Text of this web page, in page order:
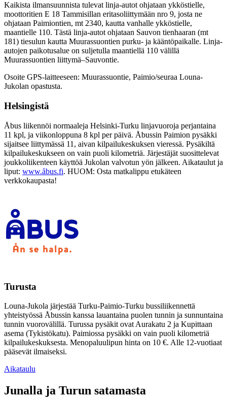
Kaikista ilmansuunnista tulevat linja-autot ohjataan ykköstielle,
moottoritien E 18 Tammisillan eritasoliittymään nro 9, josta ne
ohjataan Paimiontien, mt 2340, kautta vanhalle ykköstielle,
maantielle 110. Tästä linja-autot ohjataan Sauvon tienhaaran (mt
181) tiesulun kautta Muurassuontien purku- ja kääntöpaikalle. Linja-
autojen paikotusalue on suljetulla maantiellä 110 välillä
Muurassuontien liittymä–Sauvontie.
Osoite GPS-laitteeseen: Muurassuontie, Paimio/seuraa Louna-
Jukolan opastusta.
Helsingistä
Åbus liikennöi normaaleja Helsinki-Turku linjavuoroja perjantaina
11 kpl, ja viikonloppuna 8 kpl per päivä. Åbussin Paimion pysäkki
sijaitsee liittymässä 11, aivan kilpailukeskuksen vieressä. Pysäkiltä
kilpailukeskukseen on vain puoli kilometriä. Järjestäjät suosittelevat
joukkoliikenteen käyttöä Jukolan valvotun yön jälkeen. Aikataulut ja
liput: www.åbus.fi. HUOM: Osta matkalippu etukäteen
verkkokaupasta!
Turusta
Louna-Jukola järjestää Turku-Paimio-Turku bussiliikennettä
yhteistyössä Åbussin kanssa lauantaina puolen tunnin ja sunnuntaina
tunnin vuorovälillä. Turussa pysäkit ovat Aurakatu 2 ja Kupittaan
asema (Tykistökatu). Paimiossa pysäkki on vain puoli kilometriä
kilpailukeskuksesta. Menopaluulipun hinta on 10 €. Alle 12-vuotiaat
pääsevät ilmaiseksi.
Aikataulu
Junalla ja Turun satamasta